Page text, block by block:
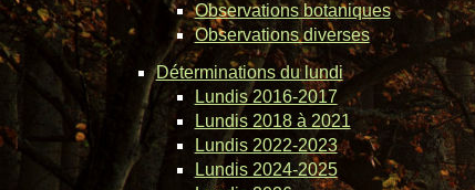
Observations botaniques
Observations diverses
Déterminations du lundi
Lundis 2016-2017
Lundis 2018 à 2021
Lundis 2022-2023
Lundis 2024-2025